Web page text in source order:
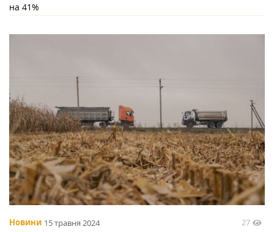
на 41%
Новини 15 травня 2024 27